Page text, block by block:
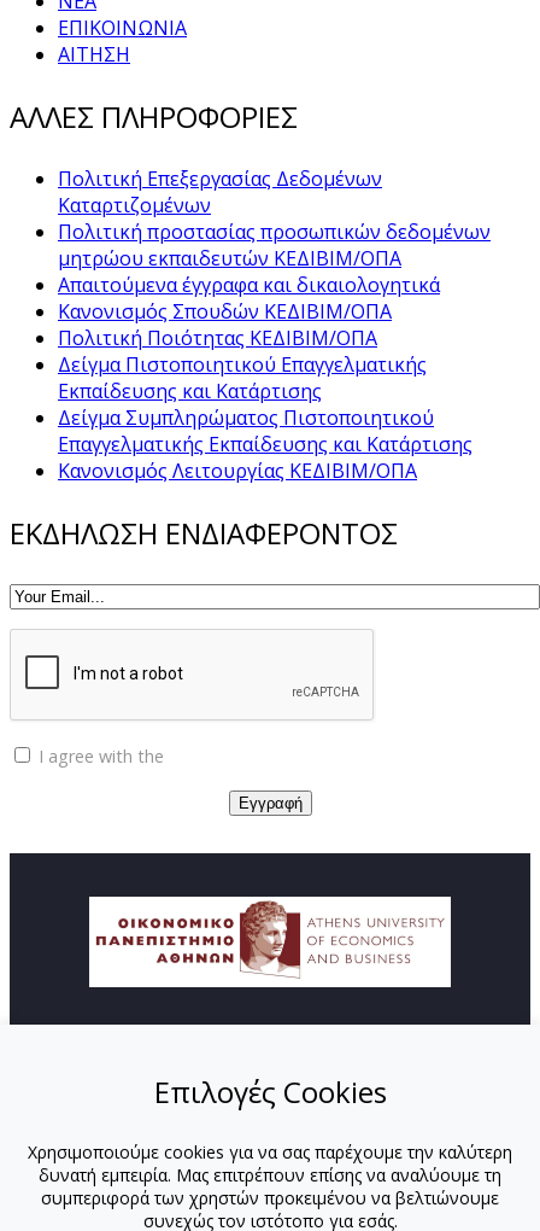
ΕΠΙΚΟΙΝΩΝΙΑ
ΑΙΤΗΣΗ
ΑΛΛΕΣ ΠΛΗΡΟΦΟΡΙΕΣ
Πολιτική Επεξεργασίας Δεδομένων
Καταρτιζομένων
Πολιτική προστασίας προσωπικών δεδομένων
μητρώου εκπαιδευτών ΚΕΔΙΒΙΜ/ΟΠΑ
Απαιτούμενα έγγραφα και δικαιολογητικά
Κανονισμός Σπουδών ΚΕΔΙΒΙΜ/ΟΠΑ
Πολιτική Ποιότητας ΚΕΔΙΒΙΜ/ΟΠΑ
Δείγμα Πιστοποιητικού Επαγγελματικής
Εκπαίδευσης και Κατάρτισης
Δείγμα Συμπληρώματος Πιστοποιητικού
Επαγγελματικής Εκπαίδευσης και Κατάρτισης
Κανονισμός Λειτουργίας ΚΕΔΙΒΙΜ/ΟΠΑ
ΕΚΔΗΛΩΣΗ ΕΝΔΙΑΦΕΡΟΝΤΟΣ
I agree with the
ΑΠΟΣΤΟΛΗ
ΠΡΟΓΡΑΜΜΑΤΑ
ΕΚΠΑΙΔΕΥΤΕΣ
ΕΚΠΑΙΔΕΥΤΕΣ-ΟΠΑ
Επιλογές Cookies
Χρησιμοποιούμε cookies για να σας παρέχουμε την καλύτερη
δυνατή εμπειρία. Μας επιτρέπουν επίσης να αναλύουμε τη
συμπεριφορά των χρηστών προκειμένου να βελτιώνουμε
συνεχώς τον ιστότοπο για εσάς.